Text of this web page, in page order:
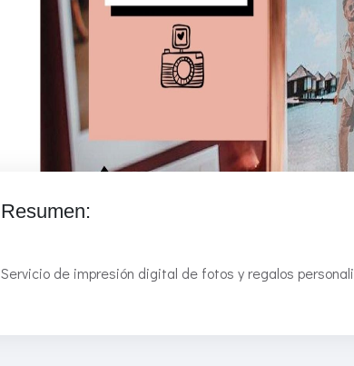
Resumen:
Servicio de impresión digital de fotos y regalos